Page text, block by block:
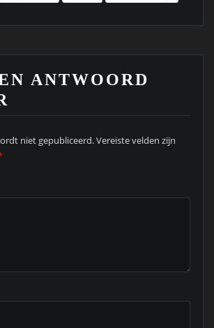
ANTWOORD
niet gepubliceerd.Vereiste velden zijn